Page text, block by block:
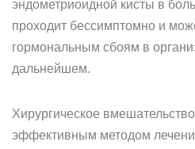
эндометриоидной кисты в
проходит бессимптомно и
гормональным сбоям в
дальнейшем.
Хирургическое
эффективным методом